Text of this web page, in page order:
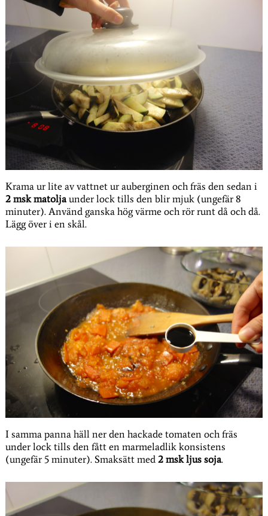
Krama ur lite av vattnet ur auberginen och fräs den sedan i
2 msk matoljaunder lock tills den blir mjuk (ungefär 8
minuter). Använd ganska hög värme och rör runt då och då.
Lägg över i en skål.
I samma panna häll ner den hackade tomaten och fräs
under lock tills den fått en marmeladlik konsistens
(ungefär 5 minuter). Smaksätt med2 msk ljus soja.